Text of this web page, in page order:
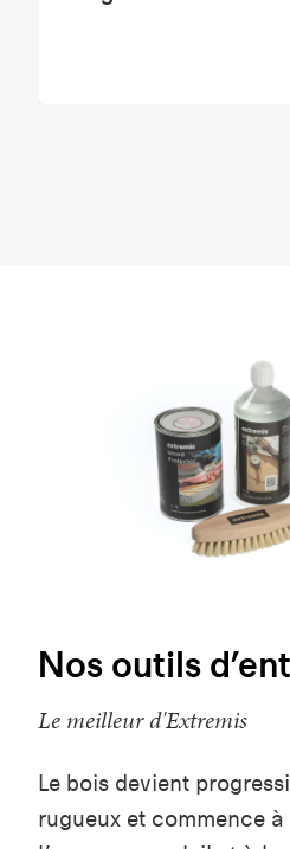
Nos outils
Le meilleur d'Extremis
Le bois devient
rugueux et commence